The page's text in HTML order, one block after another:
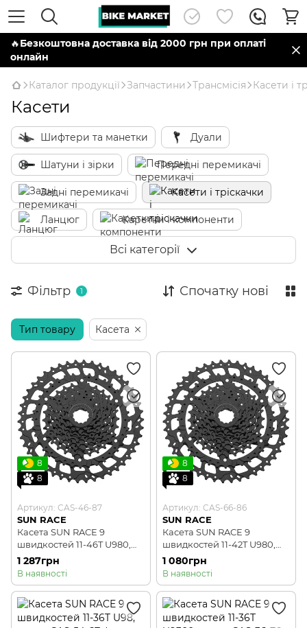
🔥Безкоштовна доставка від 2000 грн при оплаті
онлайн
Каталог продукції Запчастини Трансмісія Касети і
Касети
Шифтери та манетки Дуали
Шатуни і зірки Передні перемикачі
Задні перемикачі Касети і тріскачки
Ланцюг Каретки і компоненти
Троси і сорочки перемикання
Всі категорії
Фільтр 1 Спочатку нові
Тип товару Касета
8
8
Артикул: CAS-46-87
SUN RACE
Касета SUN RACE 9
швидкостей 11-46T U980,
чорна
1 287грн
В наявності
8
8
Артикул: CAS-66-86
SUN RACE
Касета SUN RACE 9
швидкостей 11-42T U980,
чорна
1 080грн
В наявності